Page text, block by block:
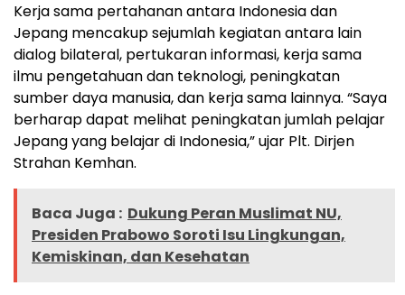
Kerja sama pertahanan antara Indonesia dan
Jepang mencakup sejumlah kegiatan antara lain
dialog bilateral, pertukaran informasi, kerja sama
ilmu pengetahuan dan teknologi, peningkatan
sumber daya manusia, dan kerja sama lainnya. “Saya
berharap dapat melihat peningkatan jumlah pelajar
Jepang yang belajar di Indonesia,” ujar Plt. Dirjen
Strahan Kemhan.
Baca Juga : Dukung Peran Muslimat NU,
Presiden Prabowo Soroti Isu Lingkungan,
Kemiskinan, dan Kesehatan